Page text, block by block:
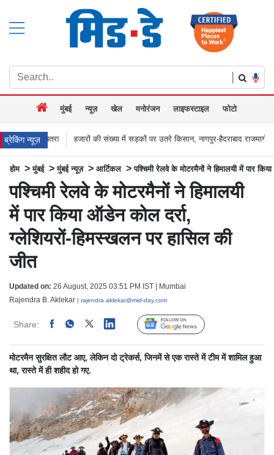
|
मुंबई न्यूज़ खेल मनोरंजन लाइफस्टाइल फोटो
ब्रेकिंग न्यूज़
हजारों की संख्या में सड़कों पर उतरे किसान, नागपुर-हैदराबाद राजमार्ग किया जाम, बच्चू कडू बोले
होम >मुंबई >मुंबई न्यूज़ > आर्टिकल >पश्चिमी रेलवे के मोटरमैनों ने हिमालयी में पार
पश्चिमी रेलवे के मोटरमैनों ने हिमालयी
में पार किया ऑडेन कोल दर्रा,
ग्लेशियरों-हिमस्खलन पर हासिल की
जीत
Updated on: 26 August, 2025 03:51 PM IST | Mumbai
Rajendra B. Aklekar | rajendra.aklekar@mid-day.com
Share: Linked Follow Us
मोटरमैन सुरक्षित लौट आए, लेकिन दो ट्रेकर्स, जिनमें से एक रास्ते में टीम में शामिल हुआ
था, रास्ते में ही शहीद हो गए.